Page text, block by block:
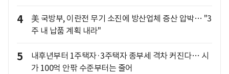
4
美 국방부, 이란전 무기 소진에 방산업체 증산 압박… "3
주 내 납품 계획 내라"
5
내후년부터 1주택자·3주택자 종부세 격차 커진다… 시
가 100억 안팎 수준부터는 줄어